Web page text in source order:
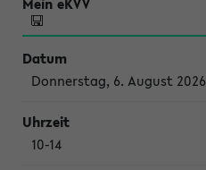
Donnerstag, 6. August 2026
10-14